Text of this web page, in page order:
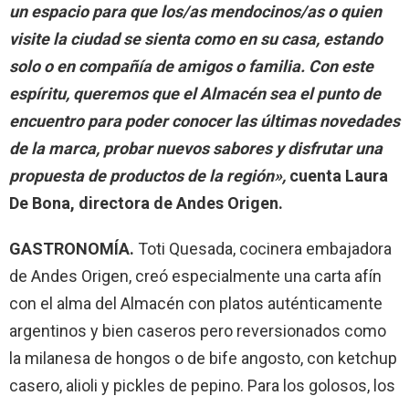
un espacio para que los/as mendocinos/as o quien
visite la ciudad se sienta como en su casa, estando
solo o en compañía de amigos o familia. Con este
espíritu, queremos que el Almacén sea el punto de
encuentro para poder conocer las últimas novedades
de la marca, probar nuevos sabores y disfrutar una
propuesta de productos de la región», cuenta Laura
De Bona, directora de Andes Origen.
GASTRONOMÍA. Toti Quesada, cocinera embajadora
de Andes Origen, creó especialmente una carta afín
con el alma del Almacén con platos auténticamente
argentinos y bien caseros pero reversionados como
la milanesa de hongos o de bife angosto, con ketchup
casero, alioli y pickles de pepino. Para los golosos, los